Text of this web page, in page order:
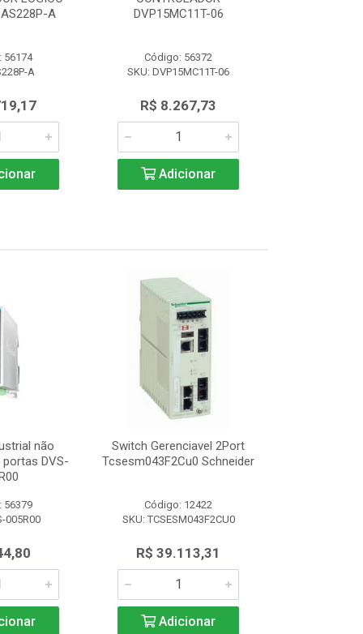
A
56174
A
DVP15MC11T-06
Código: 56372
SKU: DVP15MC11T-06
R$ 8.267,73
Adicionar
não
portas DVS-
56379
005R00
Switch Gerenciavel 2Port
Tcsesm043F2Cu0 Schneider
Código: 12422
SKU: TCSESM043F2CU0
R$ 39.113,31
Adicionar